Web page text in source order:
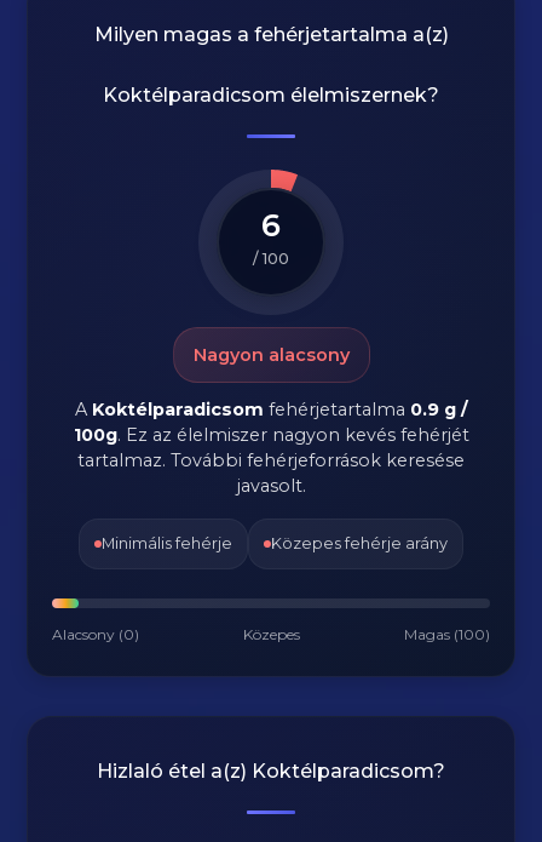
Milyen magas a fehérjetartalma a(z)
Koktélparadicsom élelmiszernek?
6
/ 100
Nagyon alacsony
A Koktélparadicsom fehérjetartalma 0.9 g /
100g. Ez az élelmiszer nagyon kevés fehérjét
tartalmaz. További fehérjeforrások keresése
javasolt.
Minimális fehérje Közepes fehérje arány
Alacsony (0) Közepes Magas (100)
Hizlaló étel a(z) Koktélparadicsom?